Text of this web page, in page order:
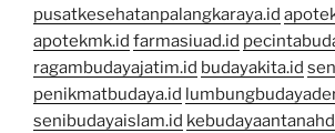
pusatkesehatanpalangkaraya.id
apotekmk.id farmasiuad.id
ragambudayajatim.id budayakita.id
penikmatbudaya.id
senibudayaislam.id